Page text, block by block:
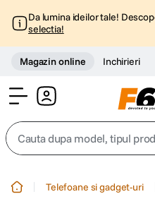
Da lumina ideilor tale!
selectia!
Magazin online Inchirieri
Cauta dupa model, tipul
Telefoane si gadget-uri